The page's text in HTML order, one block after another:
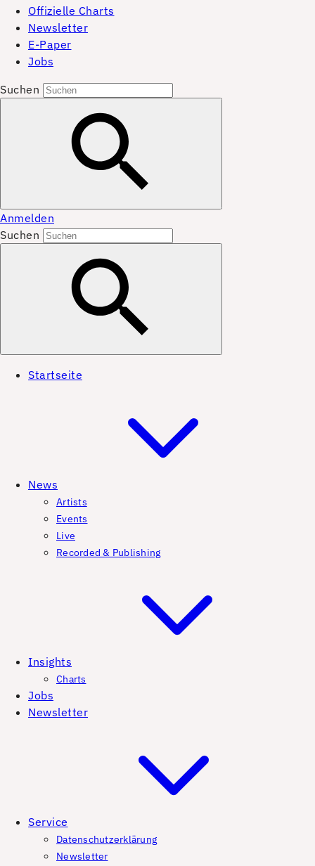
Offizielle Charts
Newsletter
E-Paper
Jobs
Suchen
Anmelden
Suchen
Startseite
News
Artists
Events
Live
Recorded & Publishing
Insights
Charts
Jobs
Newsletter
Service
Datenschutzerklärung
Newsletter